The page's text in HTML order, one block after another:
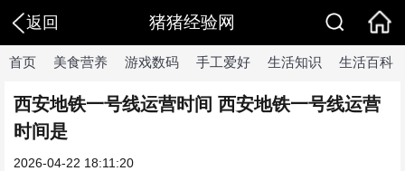
返回 猪猪经验网
首页 美食营养 游戏数码 手工爱好 生活知识 生活百科
西安地铁一号线运营时间 西安地铁一号线运营
时间是
2026-04-22 18:11:20